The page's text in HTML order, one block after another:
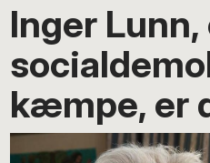
Inger
kæmpe, er